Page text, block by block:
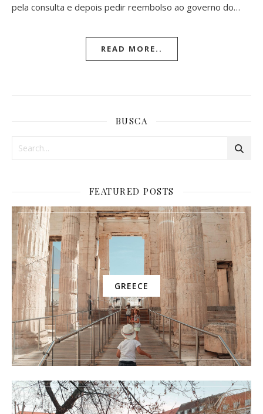
pela consulta e depois pedir reembolso ao governo do…
READ MORE..
BUSCA
FEATURED POSTS
GREECE